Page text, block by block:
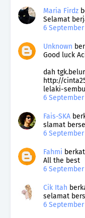
Maria Firdz
Selamat
6 September
Unknown
Good luck
dah
http://
lelaki-
6 September
Fais-SKA
slamat
6 September
Fahmi
All the best
6 September
Cik Itah
selamat
6 September